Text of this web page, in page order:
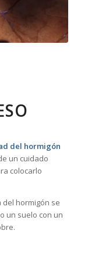
del hormigón
un cuidado
colocarlo
del hormigón se
un suelo con un